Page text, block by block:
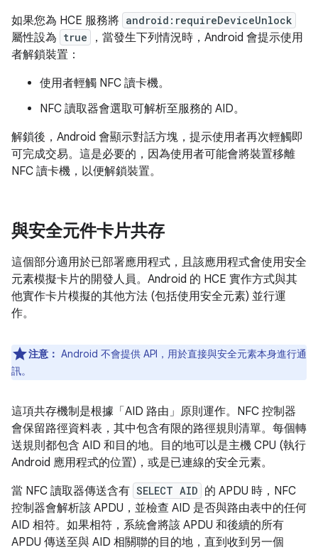
如果您為 HCE 服務將 android:requireDeviceUnlock
屬性設為 true
，當發生下列情況時，Android 會提示使用
者解鎖裝置：
使用者輕觸 NFC 讀卡機。
NFC 讀取器會選取可解析至服務的 AID。
解鎖後，Android 會顯示對話方塊，提示使用者再次輕觸即
可完成交易。這是必要的，因為使用者可能會將裝置移離
NFC 讀卡機，以便解鎖裝置。
與安全元件卡片共存
這個部分適用於已部署應用程式，且該應用程式會使用安全
元素模擬卡片的開發人員。Android 的 HCE 實作方式與其
他實作卡片模擬的其他方法 (包括使用安全元素) 並行運
作。
注意： Android 不會提供 API，用於直接與安全元素本身進行通
訊。
這項共存機制是根據「AID 路由」 原則運作。NFC 控制器
會保留路徑資料表，其中包含有限的路徑規則清單。每個轉
送規則都包含 AID 和目的地。目的地可以是主機 CPU (執行
Android 應用程式的位置)，或是已連線的安全元素。
當 NFC 讀取器傳送含有 SELECT AID 的 APDU 時，NFC
控制器會解析該 APDU，並檢查 AID 是否與路由表中的任何
AID 相符。如果相符，系統會將該 APDU 和後續的所有
APDU 傳送至與 AID 相關聯的目的地，直到收到另一個